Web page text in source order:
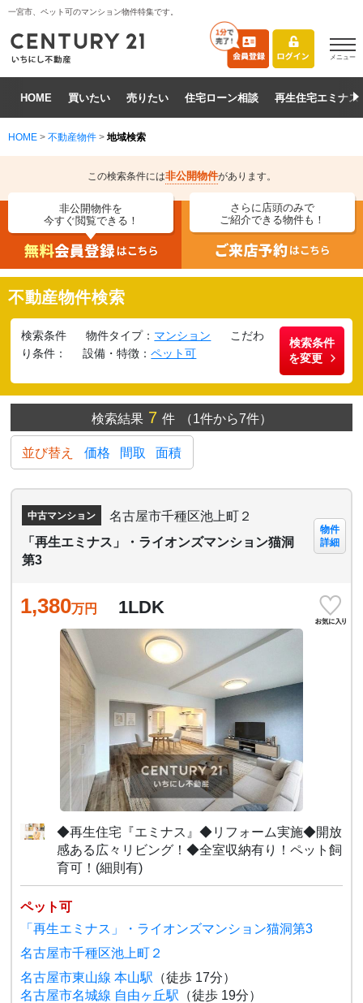
一宮市、ペット可のマンション物件特集です。
メニュー
HOME 買いたい 売りたい 住宅ローン相談 再生住宅エミナス
HOME > 不動産物件 > 地域検索
この検索条件には非公開物件があります。
非公開物件を
今すぐ閲覧できる！
さらに店頭のみで
ご紹介できる物件も！
不動産物件検索
検索条件 物件タイプ： マンション
こだわ
り条件：
設備・特徴：ペット可
検索条件
を変更
検索結果7 件 （1件から7件）
並び替え 価格 間取 面積
中古マンション
名古屋市千種区池上町２
「再生エミナス」・ライオンズマンション猫洞
第3
物件
詳細
1,380万円 1LDK
◆再生住宅『エミナス』◆リフォーム実施◆開放
感ある広々リビング！◆全室収納有り！ペット飼
育可！(細則有)
ペット可
「再生エミナス」・ライオンズマンション猫洞第3
名古屋市千種区池上町２
名古屋市東山線 本山駅 （徒歩 17分）
名古屋市名城線 自由ヶ丘駅 （徒歩 19分）